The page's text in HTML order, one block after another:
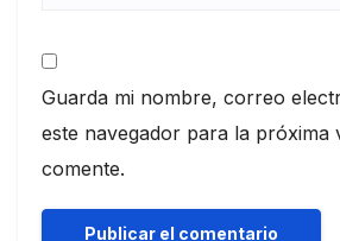
Guarda mi nombre, correo
este navegador para la próxima
comente.